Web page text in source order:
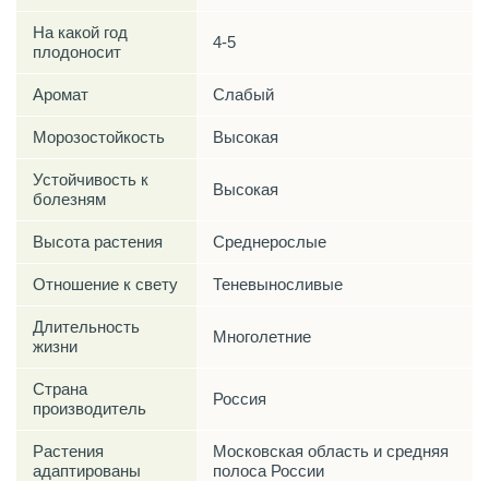
На какой год
плодоносит
4-5
Аромат Слабый
Морозостойкость Высокая
Устойчивость к
болезням
Высокая
Высота растения Среднерослые
Отношение к свету Теневыносливые
Длительность
жизни
Многолетние
Страна
производитель
Россия
Растения
адаптированы
Московская область и средняя
полоса России